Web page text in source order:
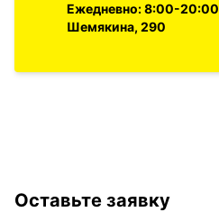
Ежедневно: 8:00-20:00
Шемякина, 290
Оставьте заявку